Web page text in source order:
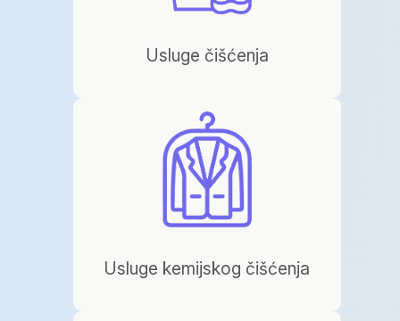
Usluge čišćenja
Usluge kemijskog čišćenja